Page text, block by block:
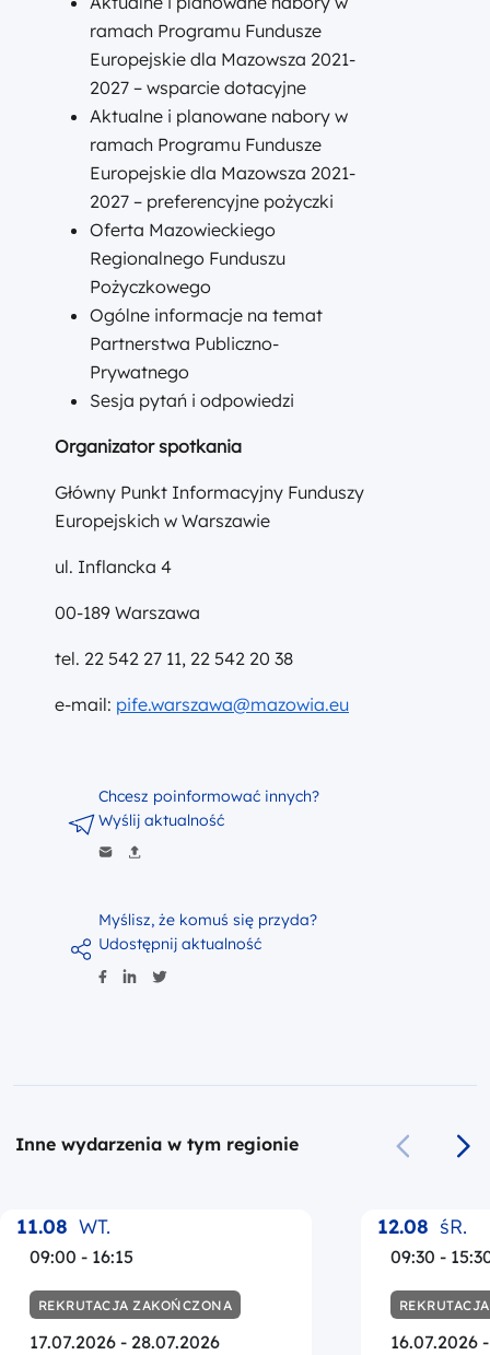
ramach Programu Fundusze
Europejskie dla Mazowsza 2021-
2027 – wsparcie dotacyjne
Aktualne i planowane nabory w
ramach Programu Fundusze
Europejskie dla Mazowsza 2021-
2027 – preferencyjne pożyczki
Oferta Mazowieckiego
Regionalnego Funduszu
Pożyczkowego
Ogólne informacje na temat
Partnerstwa Publiczno-
Prywatnego
Sesja pytań i odpowiedzi
Organizator spotkania
Główny Punkt Informacyjny Funduszy
Europejskich w Warszawie
ul. Inflancka 4
00-189 Warszawa
tel. 22 542 27 11, 22 542 20 38
e-mail: pife.warszawa@mazowia.eu
Myślisz, że komuś się przyda?
Udostępnij aktualność
Chcesz poinformować innych?
Wyślij aktualność
Inne wydarzenia w tym regionie
Poprzedni
11.08 WT.
09:00 - 16:15
REKRUTACJA ZAKOŃCZONA
17.07.2026 - 28.07.2026
12.08 śR.
09:30 -
16.07.2026